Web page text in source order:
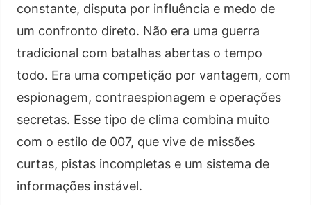
constante, disputa por influência e medo de
um confronto direto. Não era uma guerra
tradicional com batalhas abertas o tempo
todo. Era uma competição por vantagem, com
espionagem, contraespionagem e operações
secretas. Esse tipo de clima combina muito
com o estilo de 007, que vive de missões
curtas, pistas incompletas e um sistema de
informações instável.